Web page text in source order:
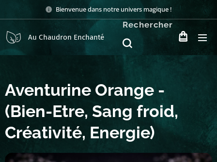
Bienvenue dans notre univers magique !
Au Chaudron Enchanté
Rechercher
Aventurine Orange -
(Bien-Etre, Sang froid,
Créativité, Energie)